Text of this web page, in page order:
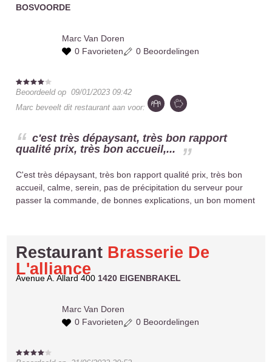
BOSVOORDE
Marc Van Doren
0 Favorieten
0 Beoordelingen
Beoordeeld op09/01/2023 09:42
Marc beveelt dit restaurant aan voor:
c'est très dépaysant, très bon rapport
qualité prix, très bon accueil,...
C'est très dépaysant, très bon rapport qualité prix, très bon
accueil, calme, serein, pas de précipitation du serveur pour
passer la commande, de bonnes explications, un bon moment
Restaurant Brasserie De
L'alliance
Avenue A. Allard 400 1420 EIGENBRAKEL
Marc Van Doren
0 Favorieten
0 Beoordelingen